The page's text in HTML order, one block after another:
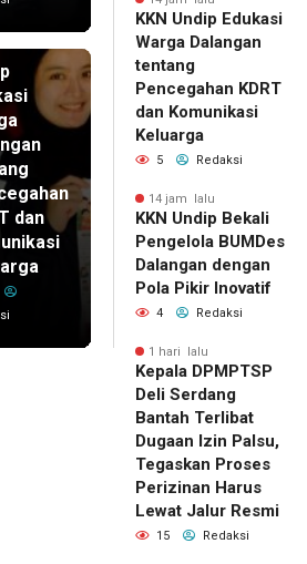
dan
KKN Undip Edukasi
Warga Dalangan
tentang
Pencegahan KDRT
dan Komunikasi
Keluarga
5 Redaksi
14 jam lalu
KKN Undip Bekali
Pengelola BUMDes
Dalangan dengan
Pola Pikir Inovatif
4 Redaksi
1 hari lalu
Kepala DPMPTSP
Deli Serdang
Bantah Terlibat
Dugaan Izin Palsu,
Tegaskan Proses
Perizinan Harus
Lewat Jalur Resmi
15 Redaksi